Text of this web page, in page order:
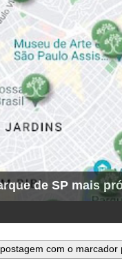
de SP mais
com o marcador